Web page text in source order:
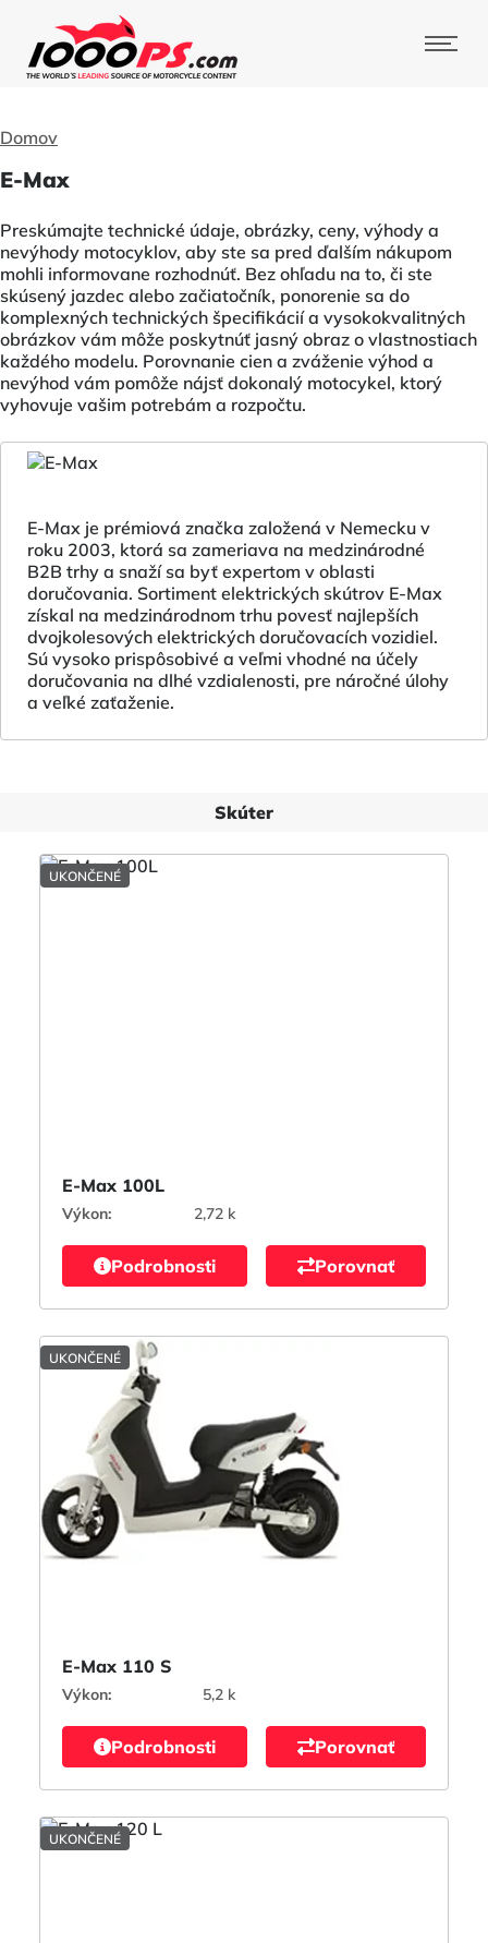
Domov
E-Max
Preskúmajte technické údaje, obrázky, ceny, výhody a
nevýhody motocyklov, aby ste sa pred ďalším nákupom
mohli informovane rozhodnúť. Bez ohľadu na to, či ste
skúsený jazdec alebo začiatočník, ponorenie sa do
komplexných technických špecifikácií a vysokokvalitných
obrázkov vám môže poskytnúť jasný obraz o vlastnostiach
každého modelu. Porovnanie cien a zváženie výhod a
nevýhod vám pomôže nájsť dokonalý motocykel, ktorý
vyhovuje vašim potrebám a rozpočtu.
E-Max je prémiová značka založená v Nemecku v
roku 2003, ktorá sa zameriava na medzinárodné
B2B trhy a snaží sa byť expertom v oblasti
doručovania. Sortiment elektrických skútrov E-Max
získal na medzinárodnom trhu povesť najlepších
dvojkolesových elektrických doručovacích vozidiel.
Sú vysoko prispôsobivé a veľmi vhodné na účely
doručovania na dlhé vzdialenosti, pre náročné úlohy
a veľké zaťaženie.
Skúter
UKONČENÉ
E-Max 100L
Výkon: 2,72 k
Podrobnosti Porovnať
UKONČENÉ
E-Max 110 S
Výkon: 5,2 k
Podrobnosti Porovnať
UKONČENÉ